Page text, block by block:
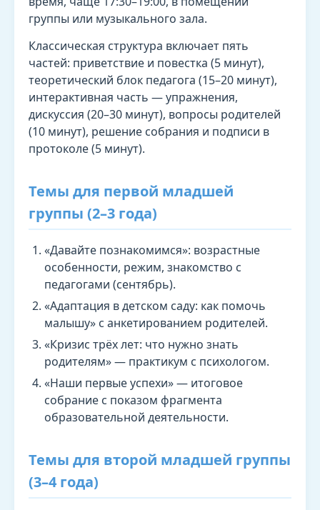
группы или музыкального зала.
Классическая структура включает пять
частей: приветствие и повестка (5 минут),
теоретический блок педагога (15–20 минут),
интерактивная часть — упражнения,
дискуссия (20–30 минут), вопросы родителей
(10 минут), решение собрания и подписи в
протоколе (5 минут).
Темы для первой младшей
группы (2–3 года)
«Давайте познакомимся»: возрастные
особенности, режим, знакомство с
педагогами (сентябрь).
«Адаптация в детском саду: как помочь
малышу» с анкетированием родителей.
«Кризис трёх лет: что нужно знать
родителям» — практикум с психологом.
«Наши первые успехи» — итоговое
собрание с показом фрагмента
образовательной деятельности.
Темы для второй младшей группы
(3–4 года)